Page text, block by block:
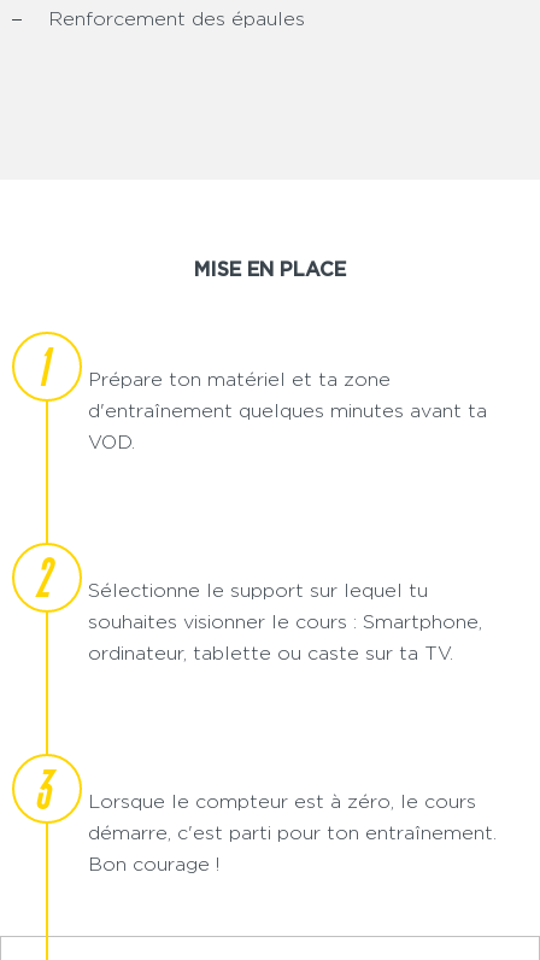
Renforcement des épaules
MISE EN PLACE
1
Prépare ton matériel et ta zone
d'entraînement quelques minutes avant ta
VOD.
2
Sélectionne le support sur lequel tu
souhaites visionner le cours : Smartphone,
ordinateur, tablette ou caste sur ta TV.
3
Lorsque le compteur est à zéro, le cours
démarre, c'est parti pour ton entraînement.
Bon courage !